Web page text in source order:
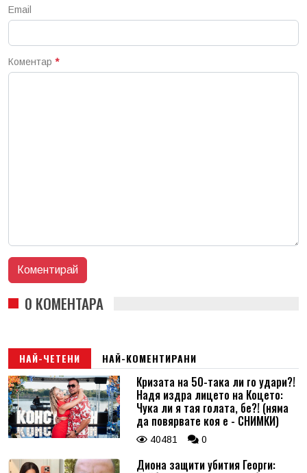
Email
Коментар *
0 КОМЕНТАРА
НАЙ-ЧЕТЕНИ НАЙ-КОМЕНТИРАНИ
Кризата на 50-така ли го удари?!
Надя издра лицето на Коцето:
Чука ли я тая голата, бе?! (няма
да повярвате коя е - СНИМКИ)
40481 0
Диона защити убития Георги: